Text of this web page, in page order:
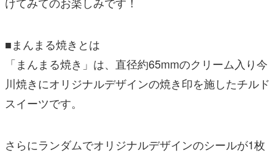
■まんまる焼きとは
「まんまる焼き」は、直径約65mmのクリーム入り今
川焼きにオリジナルデザインの焼き印を施したチルド
スイーツです。
さらにランダムでオリジナルデザインのシールが1枚